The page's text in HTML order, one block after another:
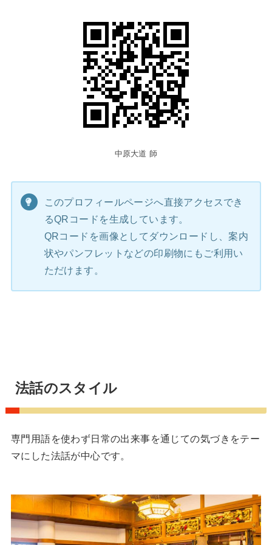
中原大道 師
このプロフィールページへ直接アクセスでき
るQRコードを生成しています。
QRコードを画像としてダウンロードし、案内
状やパンフレットなどの印刷物にもご利用い
ただけます。
法話のスタイル
専門用語を使わず日常の出来事を通じての気づきをテー
マにした法話が中心です。